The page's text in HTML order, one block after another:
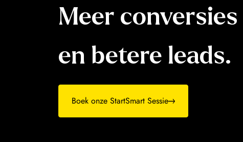
Meer conversies
en betere leads.
Boek onze StartSmart Sessie